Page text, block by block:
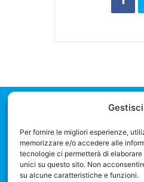
Per fornire le migliori esperienze,
memorizzare e/o accedere alle
tecnologie ci permetterà di
unici su questo sito. Non
su alcune caratteristiche e funzioni.
F
a
c
e
b
L
i
n
k
e